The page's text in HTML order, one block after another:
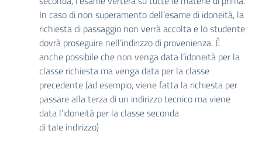
In caso di non superamento dell’esame di idoneità, la
richiesta di passaggio non verrà accolta e lo studente
dovrà proseguire nell’indirizzo di provenienza. È
anche possibile che non venga data l’idoneità per la
classe richiesta ma venga data per la classe
precedente (ad esempio, viene fatta la richiesta per
passare alla terza di un indirizzo tecnico ma viene
data l’idoneità per la classe seconda
di tale indirizzo)